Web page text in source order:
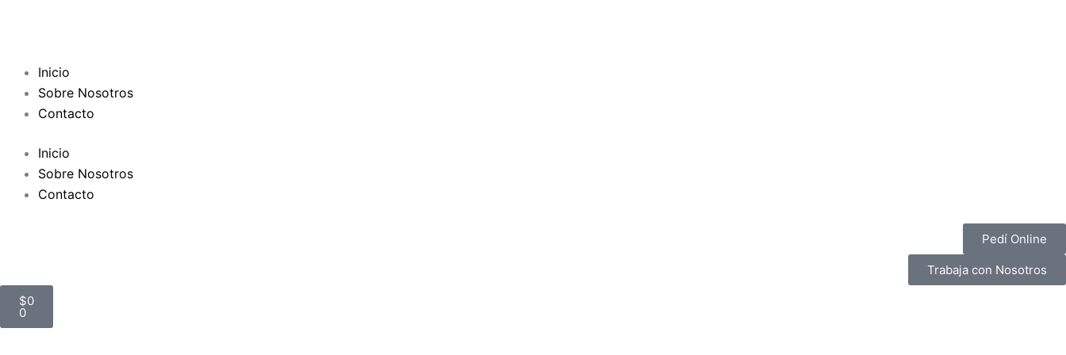
Inicio
Sobre Nosotros
Contacto
Inicio
Sobre Nosotros
Contacto
Pedí Online
Trabaja con Nosotros
$0
0
Carrito